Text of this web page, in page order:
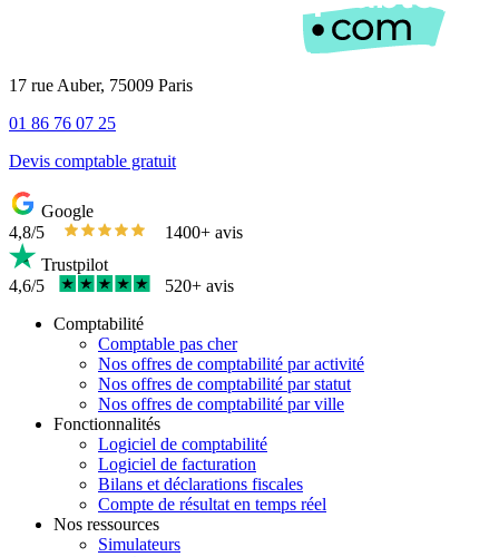
17 rue Auber, 75009 Paris
01 86 76 07 25
Devis comptable gratuit
Google
4,8/5
1400+ avis
Trustpilot
4,6/5
520+ avis
Comptabilité
Comptable pas cher
Nos offres de comptabilité par activité
Nos offres de comptabilité par statut
Nos offres de comptabilité par ville
Fonctionnalités
Logiciel de comptabilité
Logiciel de facturation
Bilans et déclarations fiscales
Compte de résultat en temps réel
Nos ressources
Simulateurs